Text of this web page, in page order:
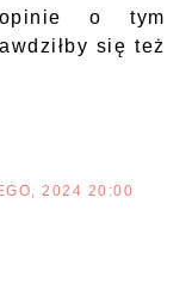
opinie o tym
się też
2024 20:00